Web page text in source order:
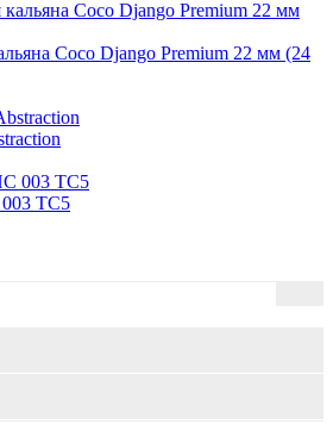
Coco Django Premium 22 мм (24
TC5